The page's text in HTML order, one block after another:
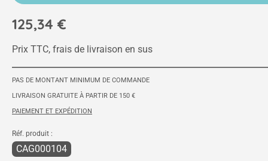
125,34 €
Prix TTC, frais de livraison en sus
PAS DE MONTANT MINIMUM DE COMMANDE
LIVRAISON GRATUITE À PARTIR DE 150 €
PAIEMENT ET EXPÉDITION
Réf. produit :
CAG000104